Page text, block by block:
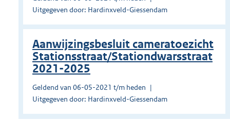
Uitgegeven door: Hardinxveld-Giessendam
Aanwijzingsbesluit cameratoezicht
Stationsstraat/Stationdwarsstraat
2021-2025
Geldend van 06-05-2021 t/m heden
Uitgegeven door: Hardinxveld-Giessendam